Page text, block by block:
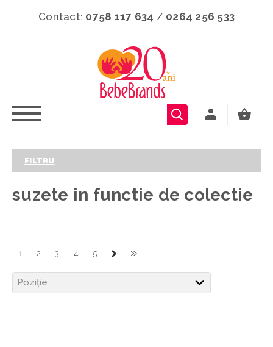
Contact: 0758 117 634 / 0264 256 533
FILTRU
suzete in functie de colectie
1 2 3 4 5 »